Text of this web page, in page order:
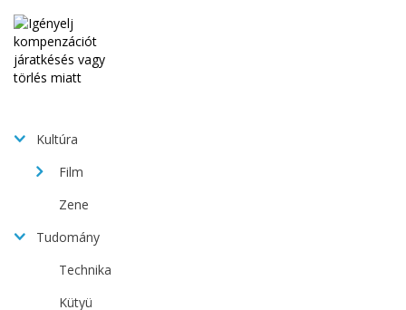
Kultúra
Film
Zene
Tudomány
Technika
Kütyü